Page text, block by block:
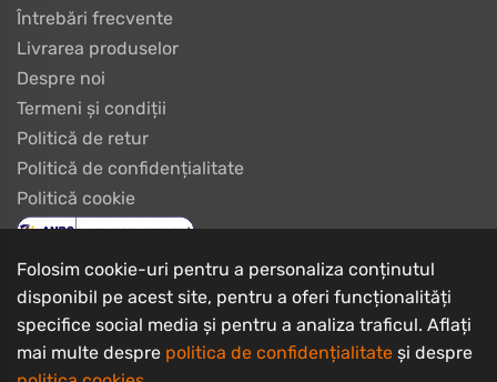
Întrebări frecvente
Livrarea produselor
Despre noi
Termeni și condiții
Politică de retur
Politică de confidențialitate
Politică cookie
Folosim cookie-uri pentru a personaliza conținutul
disponibil pe acest site, pentru a oferi funcționalități
specifice social media și pentru a analiza traficul. Aflați
mai multe despre politica de confidențialitate și despre